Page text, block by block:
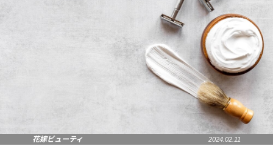
花嫁ビューティ 2024.02.11